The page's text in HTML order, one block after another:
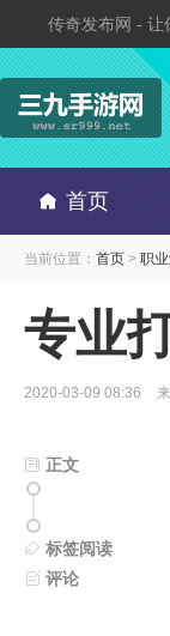
传奇发布网 - 让
首页
当前位置： 首页 > 职
专业
2020-03-09 08:36
正文
标签阅读
评论